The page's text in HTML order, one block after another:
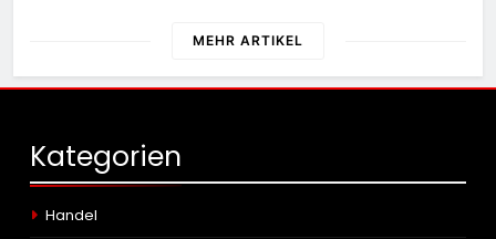
MEHR ARTIKEL
Kategorien
Handel